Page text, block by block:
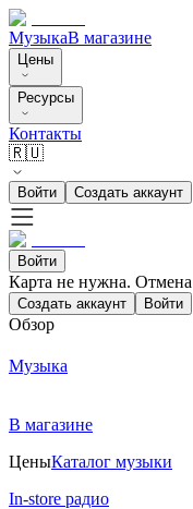
МузыкаВ магазине
Цены
Ресурсы
Контакты
🇷🇺
Войти Создать аккаунт
Войти
Карта не нужна.
Создать аккаунт Войти
Обзор
Музыка
В магазине
ЦеныКаталог музыки
In-store радио